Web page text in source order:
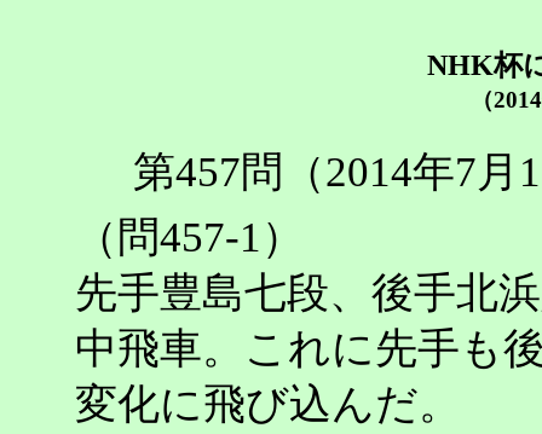
NHK杯
（
第457問（2014年7
（問457-1）
先手豊島七段、後手北
中飛車。これに先手も
変化に飛び込んだ。